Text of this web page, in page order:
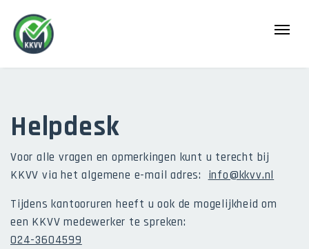
Helpdesk
Voor alle vragen en opmerkingen kunt u terecht bij
KKVV via het algemene e-mail adres: info@kkvv.nl
Tijdens kantooruren heeft u ook de mogelijkheid om
een KKVV medewerker te spreken:
024-3604599